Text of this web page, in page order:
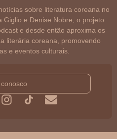
sobre literatura coreana no
Giglio e Denise Nobre, o projeto
e desde então aproxima os
literária coreana, promovendo
e eventos culturais.